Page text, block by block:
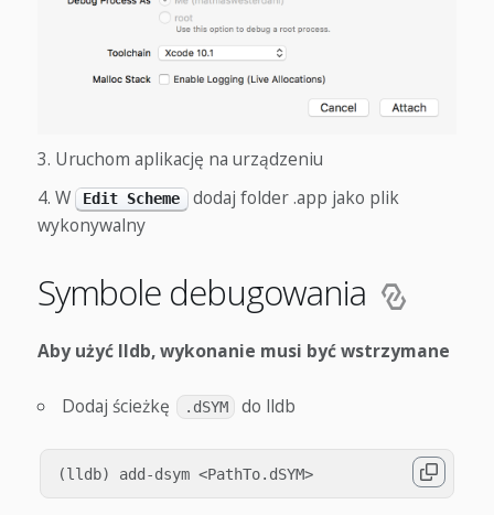
Uruchom aplikację na urządzeniu
W
Edit Scheme dodaj folder.app jako plik
wykonywalny
Symbole debugowania
Aby użyć lldb, wykonanie musi być wstrzymane
Dodaj ścieżkę .dSYM do lldb